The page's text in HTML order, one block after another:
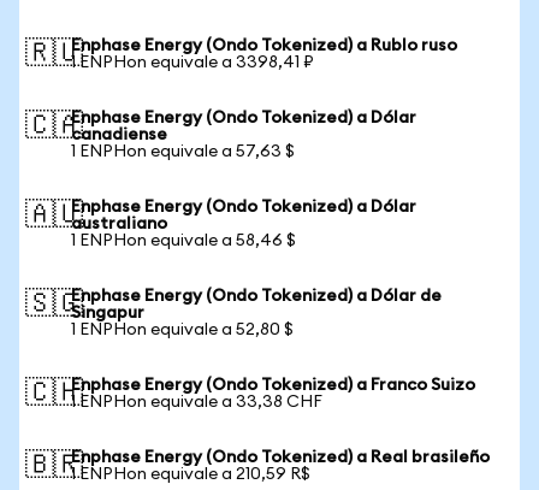
🇷🇺Enphase Energy (Ondo Tokenized) a Rublo ruso
1 ENPHon equivale a 3398,41 ₽
🇨🇦Enphase Energy (Ondo Tokenized) a Dólar
canadiense
1 ENPHon equivale a 57,63 $
🇦🇺Enphase Energy (Ondo Tokenized) a Dólar
australiano
1 ENPHon equivale a 58,46 $
🇸🇬Enphase Energy (Ondo Tokenized) a Dólar de
Singapur
1 ENPHon equivale a 52,80 $
🇨🇭Enphase Energy (Ondo Tokenized) a Franco Suizo
1 ENPHon equivale a 33,38 CHF
🇧🇷Enphase Energy (Ondo Tokenized) a Real brasileño
1 ENPHon equivale a 210,59 R$